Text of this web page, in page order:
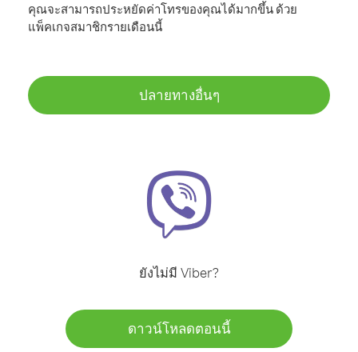
คุณจะสามารถประหยัดค่าโทรของคุณได้มากขึ้น ด้วย
แพ็คเกจสมาชิกรายเดือนนี้
ปลายทางอื่นๆ
ยังไม่มี Viber?
ดาวน์โหลดตอนนี้